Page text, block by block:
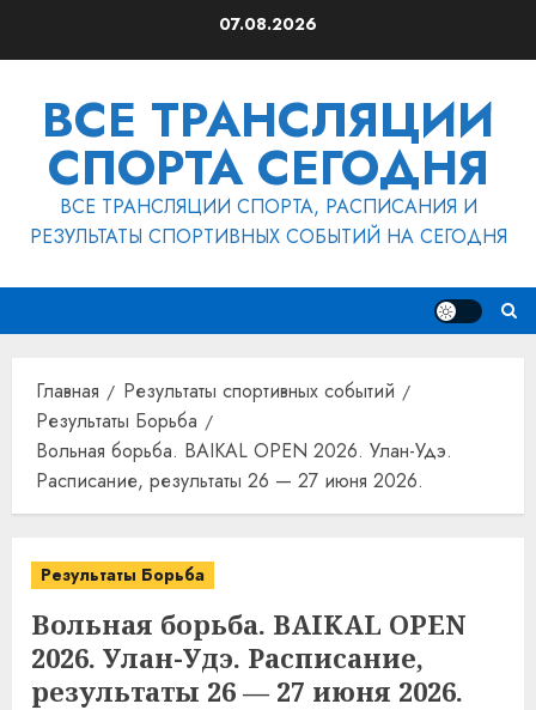
07.08.2026
ВСЕ ТРАНСЛЯЦИИ
СПОРТА СЕГОДНЯ
ВСЕ ТРАНСЛЯЦИИ СПОРТА, РАСПИСАНИЯ И
РЕЗУЛЬТАТЫ СПОРТИВНЫХ СОБЫТИЙ НА СЕГОДНЯ
Главная
Результаты спортивных событий
Результаты Борьба
Вольная борьба. BAIKAL OPEN 2026. Улан-Удэ.
Расписание, результаты 26 — 27 июня 2026.
Результаты Борьба
Вольная борьба. BAIKAL OPEN
2026. Улан-Удэ. Расписание,
результаты 26 — 27 июня 2026.